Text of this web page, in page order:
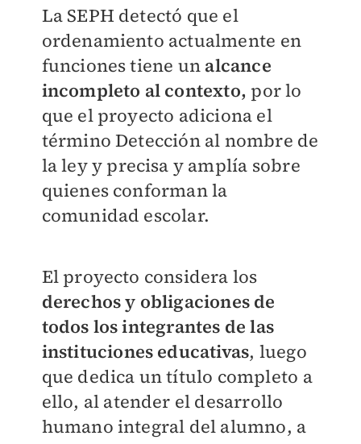
La SEPH detectó que el
ordenamiento actualmente en
funciones tiene un alcance
incompleto al contexto, por lo
que el proyecto adiciona el
término Detección al nombre de
la ley y precisa y amplía sobre
quienes conforman la
comunidad escolar.
El proyecto considera los
derechos y obligaciones de
todos los integrantes de las
instituciones educativas, luego
que dedica un título completo a
ello, al atender el desarrollo
humano integral del alumno, a